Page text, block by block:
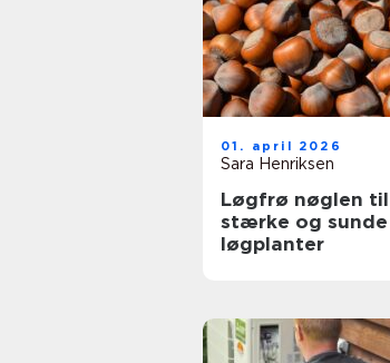
01. april 2026
Sara Henriksen
Løgfrø nøglen til
stærke og sunde
løgplanter